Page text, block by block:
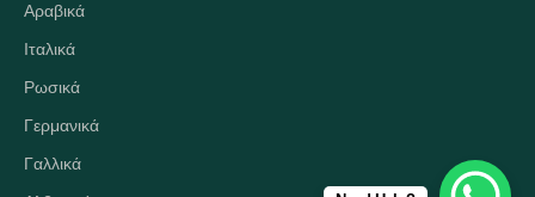
Αραβικά
Ιταλικά
Ρωσικά
Γερμανικά
Γαλλικά